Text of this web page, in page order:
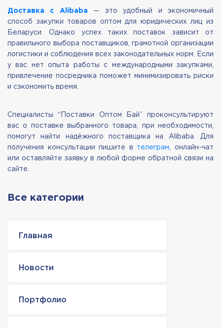
Доставка с Alibaba — это удобный и экономичный
способ закупки товаров оптом для юридических лиц из
Беларуси. Однако успех таких поставок зависит от
правильного выбора поставщиков, грамотной организации
логистики и соблюдения всех законодательных норм. Если
у вас нет опыта работы с международными закупками,
привлечение посредника поможет минимизировать риски
и сэкономить время.
Специалисты “Поставки Оптом Бай” проконсультируют
вас о поставке выбранного товара, при необходимости,
помогут найти надёжного поставщика на Alibaba. Для
получения консультации пишите в телеграм, онлайн-чат
или оставляйте заявку в любой форме обратной связи на
сайте.
Все категории
Главная
Новости
Портфолио